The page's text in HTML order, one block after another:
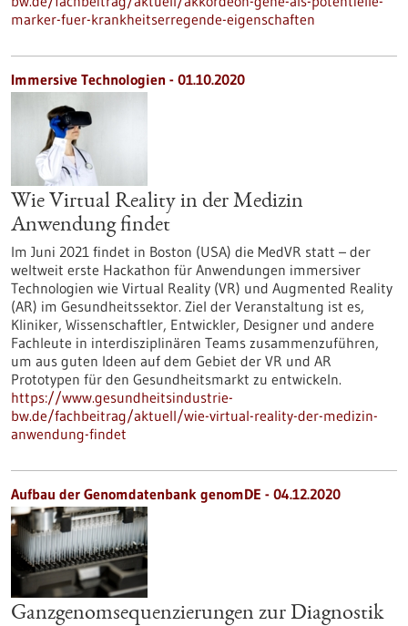
marker-fuer-krankheitserregende-eigenschaften
Immersive Technologien - 01.10.2020
Wie Virtual Reality in der Medizin
Anwendung findet
Im Juni 2021 findet in Boston (USA) die MedVR statt – der
weltweit erste Hackathon für Anwendungen immersiver
Technologien wie Virtual Reality (VR) und Augmented Reality
(AR) im Gesundheitssektor. Ziel der Veranstaltung ist es,
Kliniker, Wissenschaftler, Entwickler, Designer und andere
Fachleute in interdisziplinären Teams zusammenzuführen,
um aus guten Ideen auf dem Gebiet der VR und AR
Prototypen für den Gesundheitsmarkt zu entwickeln.
https://www.gesundheitsindustrie-
bw.de/fachbeitrag/aktuell/wie-virtual-reality-der-medizin-
anwendung-findet
Aufbau der Genomdatenbank genomDE - 04.12.2020
Ganzgenomsequenzierungen zur Diagnostik